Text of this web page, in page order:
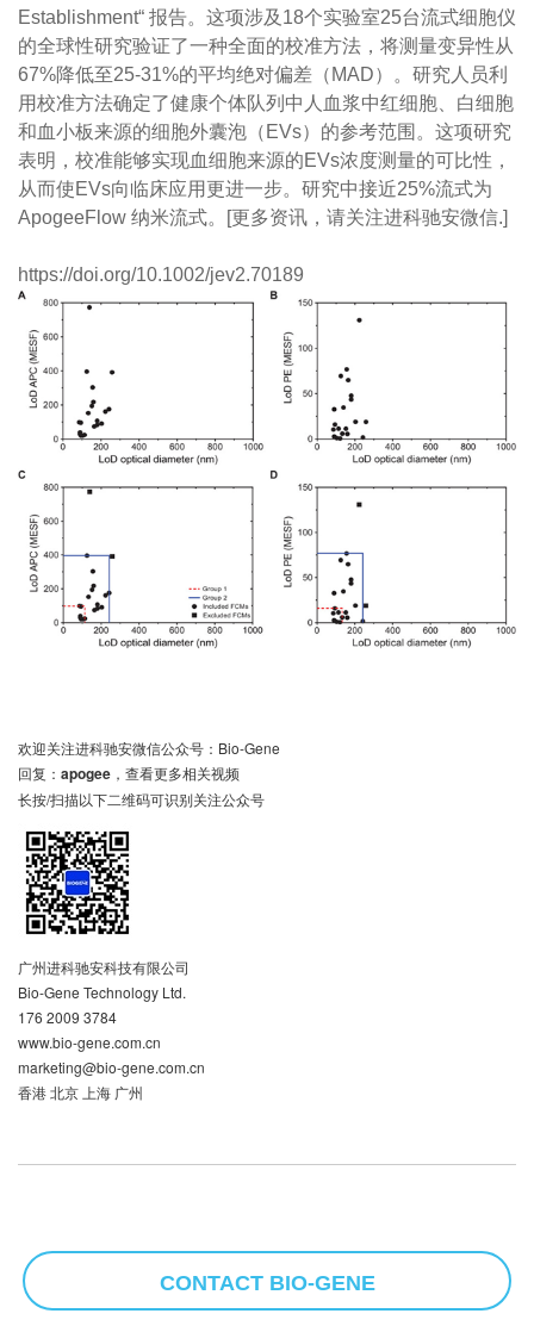
Establishment“ 报告。这项涉及18个实验室25台流式细胞仪
的全球性研究验证了一种全面的校准方法，将测量变异性从
67%降低至25-31%的平均绝对偏差（MAD）。研究人员利
用校准方法确定了健康个体队列中人血浆中红细胞、白细胞
和血小板来源的细胞外囊泡（EVs）的参考范围。这项研究
表明，校准能够实现血细胞来源的EVs浓度测量的可比性，
从而使EVs向临床应用更进一步。研究中接近25%流式为
ApogeeFlow 纳米流式。[更多资讯，请关注进科驰安微信.]
https://doi.org/10.1002/jev2.70189
欢迎关注进科驰安微信公众号：Bio-Gene
回复： apogee ，查看更多相关视频
长按/扫描以下二维码可识别关注公众号
广州进科驰安科技有限公司
Bio-Gene Technology Ltd.
176 2009 3784
www.bio-gene.com.cn
marketing@bio-gene.com.cn
香港 北京 上海 广州
CONTACT BIO-GENE